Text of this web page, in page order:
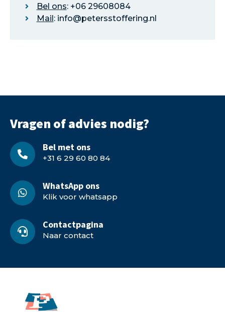
Bel ons: +06 29608084
Mail : info@petersstoffering.nl
Vragen of advies nodig?
Bel met ons
+31 6 29 60 80 84
WhatsApp ons
Klik voor whatsapp
Contactpagina
Naar contact